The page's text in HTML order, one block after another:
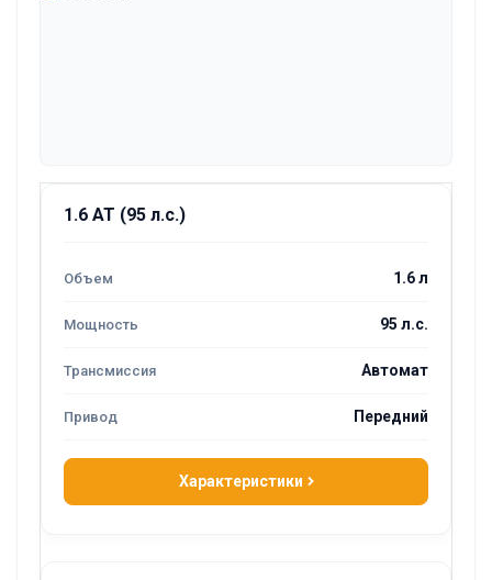
1.6 AT (95 л.с.)
1.6 л
95 л.с.
Автомат
Передний
Характеристики